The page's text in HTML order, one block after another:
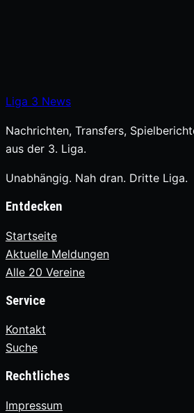
Liga 3 News
Nachrichten, Transfers,
aus der 3. Liga.
Unabhängig. Nah dran. Dritte Liga.
Entdecken
Startseite
Aktuelle Meldungen
Alle 20 Vereine
Service
Kontakt
Suche
Rechtliches
Impressum